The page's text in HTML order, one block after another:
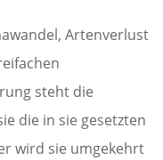
Artenverlust
steht die
die in sie gesetzten
wird sie umgekehrt